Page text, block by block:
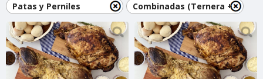
Patas y Perniles
Combinadas (Ternera +
Cerdo)